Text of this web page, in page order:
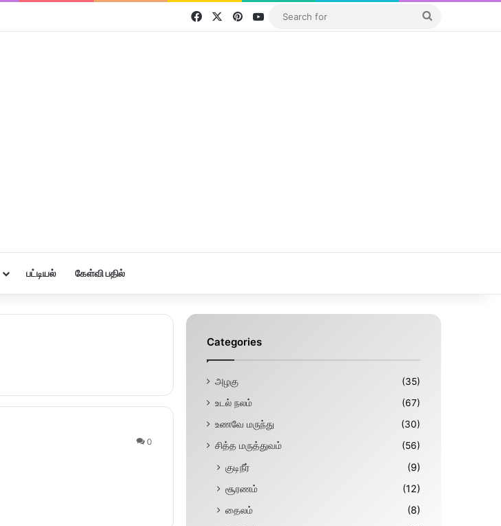
FacebookPinterestYouTube
பட்டியல் கேள்வி பதில்
0
Categories
அழகு
(35)
உடல் நலம்
(67)
உணவே மருந்து
(30)
சித்த மருத்துவம்
(56)
குடிநீர்
(9)
சூரணம்
(12)
தைலம்
(8)